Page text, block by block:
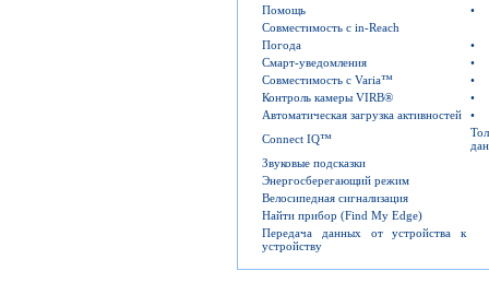
Помощь
•
Совместимость с in-Reach
Погода
•
Смарт-уведомления
•
Совместимость с Varia™
•
Контроль камеры VIRB®
•
Автоматическая загрузка активностей
•
Connect IQ™
Звуковые подсказки
Энергосберегающий режим
Велосипедная сигнализация
Найти прибор (Find My Edge)
Передача данных от устройства к
устройству